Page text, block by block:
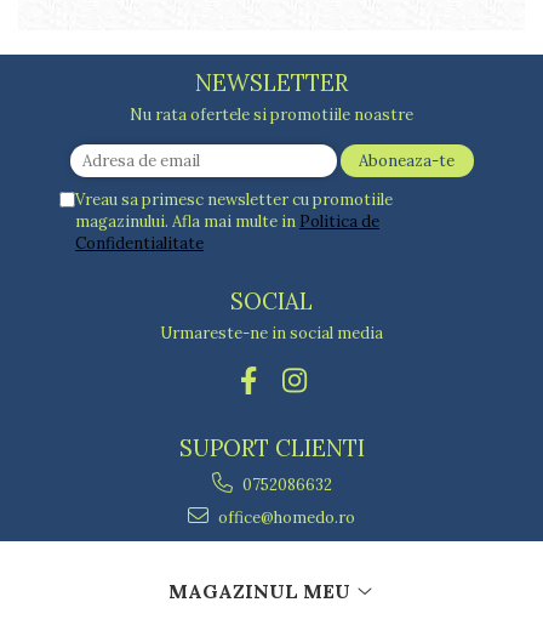
NEWSLETTER
Nu rata ofertele si promotiile noastre
Vreau sa primesc newsletter cu promotiile
magazinului. Afla mai multe in Politica de
Confidentialitate
SOCIAL
Urmareste-ne in social media
SUPORT CLIENTI
0752086632
office@homedo.ro
MAGAZINUL MEU